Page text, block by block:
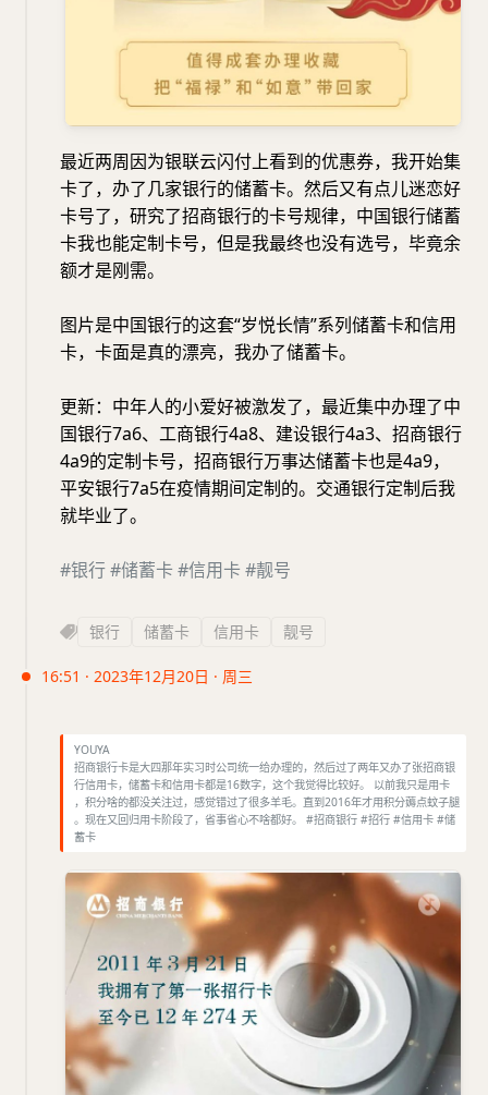
最近两周因为银联云闪付上看到的优惠券，我开始集
卡了，办了几家银行的储蓄卡。然后又有点儿迷恋好
卡号了，研究了招商银行的卡号规律，中国银行储蓄
卡我也能定制卡号，但是我最终也没有选号，毕竟余
额才是刚需。
图片是中国银行的这套“岁悦长情”系列储蓄卡和信用
卡，卡面是真的漂亮，我办了储蓄卡。
更新：中年人的小爱好被激发了，最近集中办理了中
国银行7a6、工商银行4a8、建设银行4a3、招商银行
4a9的定制卡号，招商银行万事达储蓄卡也是4a9，
平安银行7a5在疫情期间定制的。交通银行定制后我
就毕业了。
#银行#储蓄卡 #信用卡 #靓号
银行 储蓄卡 信用卡 靓号
16:51 · 2023年12月20日 · 周三
YOUYA
招商银行卡是大四那年实习时公司统一给办理的，然后过了两年又办了张招商银
行信用卡，储蓄卡和信用卡都是16数字，这个我觉得比较好。 以前我只是用卡
，积分啥的都没关注过，感觉错过了很多羊毛。直到2016年才用积分薅点蚊子腿
。现在又回归用卡阶段了，省事省心不啥都好。 #招商银行 #招行 #信用卡 #储
蓄卡